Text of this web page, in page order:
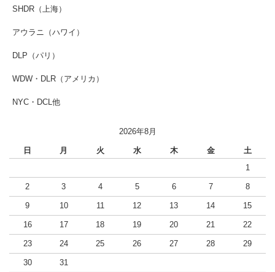
SHDR（上海）
アウラニ（ハワイ）
DLP（パリ）
WDW・DLR（アメリカ）
NYC・DCL他
2026年8月
日 月 火 水 木 金
土
1
2 3 4 5 6 7 8
9 10 11 12 13 14 15
16 17 18 19 20 21 22
23 24 25 26 27 28 29
30 31